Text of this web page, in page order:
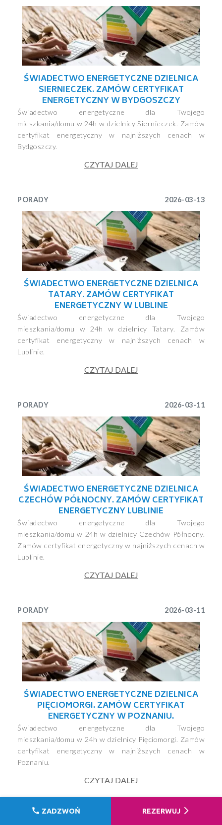
ŚWIADECTWO ENERGETYCZNE DZIELNICA
SIERNIECZEK. ZAMÓW CERTYFIKAT
ENERGETYCZNY W BYDGOSZCZY
Świadectwo energetyczne dla Twojego
mieszkania/domu w 24h w dzielnicy Siernieczek. Zamów
certyfikat energetyczny w najniższych cenach w
Bydgoszczy.
CZYTAJ DALEJ
PORADY 2026-03-13
ŚWIADECTWO ENERGETYCZNE DZIELNICA
TATARY. ZAMÓW CERTYFIKAT
ENERGETYCZNY W LUBLINE
Świadectwo energetyczne dla Twojego
mieszkania/domu w 24h w dzielnicy Tatary. Zamów
certyfikat energetyczny w najniższych cenach w
Lublinie.
CZYTAJ DALEJ
PORADY 2026-03-11
ŚWIADECTWO ENERGETYCZNE DZIELNICA
CZECHÓW PÓŁNOCNY. ZAMÓW CERTYFIKAT
ENERGETYCZNY LUBLINIE
Świadectwo energetyczne dla Twojego
mieszkania/domu w 24h w dzielnicy Czechów Północny.
Zamów certyfikat energetyczny w najniższych cenach w
Lublinie.
CZYTAJ DALEJ
PORADY 2026-03-11
ŚWIADECTWO ENERGETYCZNE DZIELNICA
PIĘCIOMORGI. ZAMÓW CERTYFIKAT
ENERGETYCZNY W POZNANIU.
Świadectwo energetyczne dla Twojego
mieszkania/domu w 24h w dzielnicy Pięciomorgi. Zamów
certyfikat energetyczny w najniższych cenach w
Poznaniu.
CZYTAJ DALEJ
PORADY 2026-03-10
call ZADZWOŃ REZERWUJ arrow_forward_ios